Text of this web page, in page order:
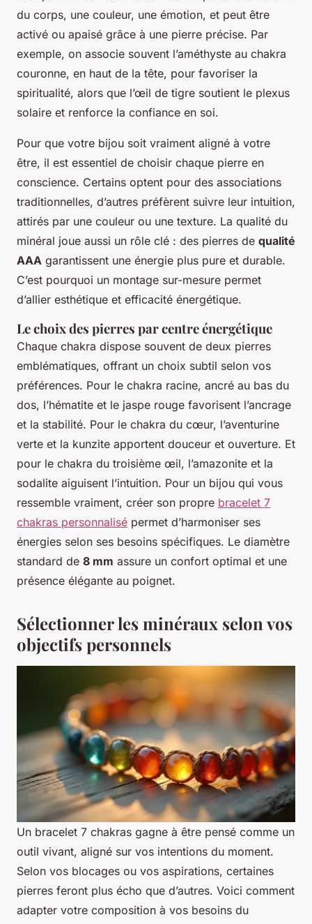
du corps, une couleur, une émotion, et peut être
activé ou apaisé grâce à une pierre précise. Par
exemple, on associe souvent l’améthyste au chakra
couronne, en haut de la tête, pour favoriser la
spiritualité, alors que l’œil de tigre soutient le plexus
solaire et renforce la confiance en soi.
Pour que votre bijou soit vraiment aligné à votre
être, il est essentiel de choisir chaque pierre en
conscience. Certains optent pour des associations
traditionnelles, d’autres préfèrent suivre leur intuition,
attirés par une couleur ou une texture. La qualité du
minéral joue aussi un rôle clé : des pierres de qualité
AAA garantissent une énergie plus pure et durable.
C’est pourquoi un montage sur-mesure permet
d’allier esthétique et efficacité énergétique.
Le choix des pierres par centre énergétique
Chaque chakra dispose souvent de deux pierres
emblématiques, offrant un choix subtil selon vos
préférences. Pour le chakra racine, ancré au bas du
dos, l’hématite et le jaspe rouge favorisent l’ancrage
et la stabilité. Pour le chakra du cœur, l’aventurine
verte et la kunzite apportent douceur et ouverture. Et
pour le chakra du troisième œil, l’amazonite et la
sodalite aiguisent l’intuition. Pour un bijou qui vous
ressemble vraiment, créer son propre bracelet 7
chakras personnalisé permet d’harmoniser ses
énergies selon ses besoins spécifiques. Le diamètre
standard de 8 mm assure un confort optimal et une
présence élégante au poignet.
Sélectionner les minéraux selon vos
objectifs personnels
Un bracelet 7 chakras gagne à être pensé comme un
outil vivant, aligné sur vos intentions du moment.
Selon vos blocages ou vos aspirations, certaines
pierres feront plus écho que d’autres. Voici comment
adapter votre composition à vos besoins du